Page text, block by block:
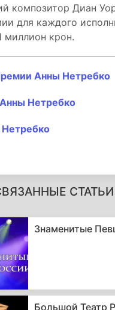
композитор Диан
для каждого
миллион крон.
Анны Нетребко
Нетребко
СТАТЬИ
Знаменитые
Большой Театр